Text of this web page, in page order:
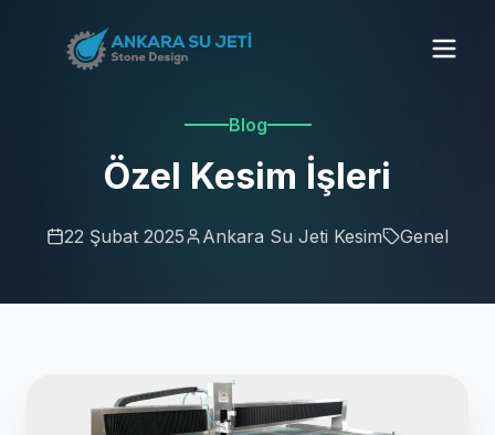
Blog
Özel Kesim İşleri
22 Şubat 2025 Ankara Su Jeti Kesim Genel